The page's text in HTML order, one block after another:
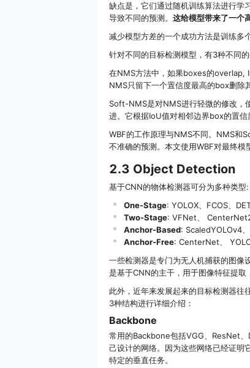
缺点是，它们通过随机训练算法进行学
导致不同的预测。 这给模型带来了一个
减少模型方差的一个成功方法是训练多
针对不同的目标检测模型，有3种不同
在NMS方法中，如果boxes的overlap,
NMS只留下一个置信度最高的box删除
Soft-NMS是对NMS进行轻微的修改，
进。它根据IoU值对相邻边界box的置信
WBF的工作原理与NMS不同。NMS和
不准确的预测。本文使用WBF对最终模
2.3 Object Detection
基于CNN的物体检测器可分为多种类型:
One-Stage: YOLOX、FCOS、
Two-Stage: VFNet、 CenterNet2
Anchor-Based: ScaledYOLOv4、
Anchor-Free: CenterNet、
一些检测器是专门为无人机捕获的图
是基于CNN的主干，用于图像特征提取
此外，近年来发展起来的目标检测器
3种结构进行详细介绍：
Backbone
常用的Backbone包括VGG、ResNet
己设计的网络。因为这些网络已经证明
特定的垂直任务。